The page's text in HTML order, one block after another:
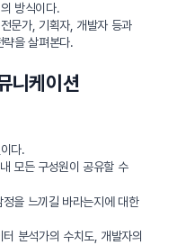
방식이다.
문가, 기획자, 개발자 등과
을 살펴본다.
니케이션
다.
모든 구성원이 공유할 수
을 느끼길 바라는지에 대한
분석가의 수치도, 개발자의